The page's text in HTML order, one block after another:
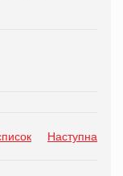
Наступна